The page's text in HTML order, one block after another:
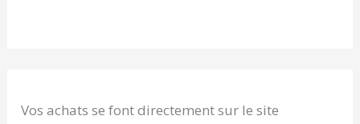
Vos achats se font directement sur le site